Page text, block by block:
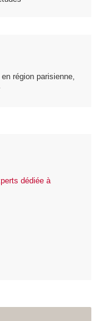
en région parisienne,
dédiée à